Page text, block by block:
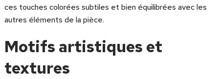
ces touches colorées subtiles et bien équilibrées avec les
autres éléments de la pièce.
Motifs artistiques et
textures